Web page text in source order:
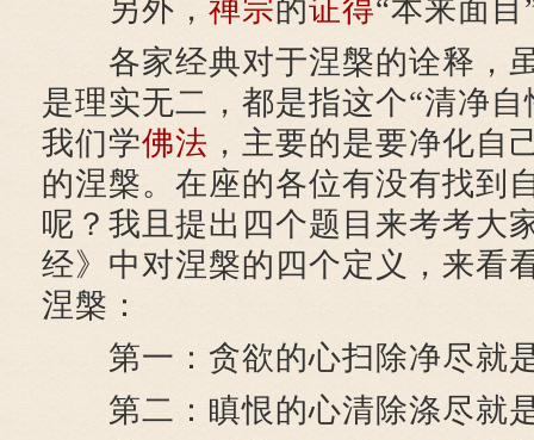
另外， 禅宗的证得“本来面
各家经典对于涅槃的诠释，
是理实无二，都是指这个“清净
我们学佛法 ，主要的是要净化自
的涅槃。在座的各位有没有找到
呢？我且提出四个题目来考考大
经》中对涅槃的四个定义，来看
涅槃：
第一：贪欲的心扫除净尽就
第二：瞋恨的心清除涤尽就